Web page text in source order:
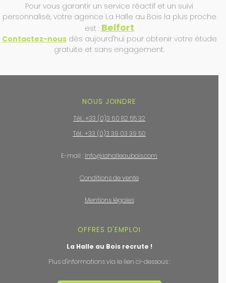
Pour vous garantir un service réactif et un suivi
personnalisé, votre agence La Halle au Bois la plus proche
est : Belfort
Contactez-nousdès aujourd'hui pour obtenir votre étude
gratuite et sans engagement.
NOUS JOINDRE
Tél.: +33 (0)3 60 82 55 32
Tél.: +33 (0)3 39 03 39 50
E-mail : info@lahalleaubois.com
Conditions de vente
Mentions légales
OFFRES D'EMPLOI
La Halle au Bois recrute !
Plus d'informations via le lien ci-dessous :